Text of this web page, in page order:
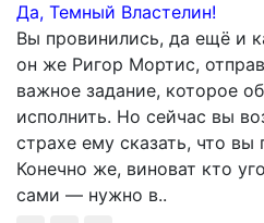
Да, Темный Властелин!
Вы провинились, да ещё и
он же Ригор Мортис,
важное задание, которое
исполнить. Но сейчас вы
страхе ему сказать, что
Конечно же, виноват кто
сами — нужно в..